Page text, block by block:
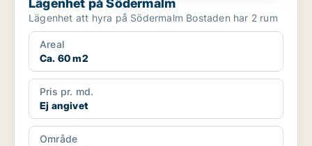
Lägenhet på Södermalm
Lägenhet att hyra på Södermalm Bostaden har 2 rum
Areal
Ca. 60 m2
Pris pr. md.
Ej angivet
Område